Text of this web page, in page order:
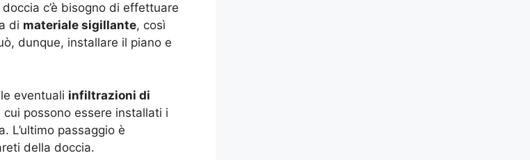
c’è bisogno di effettuare
di materiale sigillante, così
dunque, installare il piano e
eventuali infiltrazioni di
possono essere installati i
L’ultimo passaggio è
della doccia.